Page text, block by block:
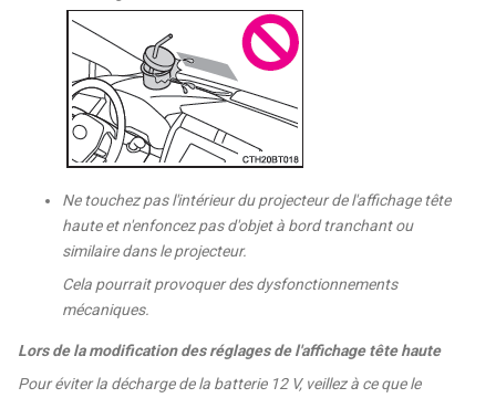
Ne touchez pas l'intérieur du projecteur de l'affichage tête
haute et n'enfoncez pas d'objet à bord tranchant ou
similaire dans le projecteur.
Cela pourrait provoquer des dysfonctionnements
mécaniques.
Lors de la modification des réglages de l'affichage tête haute
Pour éviter la décharge de la batterie 12 V, veillez à ce que le